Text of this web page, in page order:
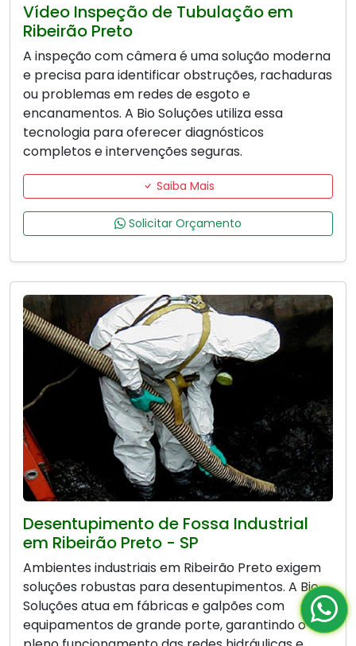
Vídeo Inspeção de Tubulação em
Ribeirão Preto
A inspeção com câmera é uma solução moderna
e precisa para identificar obstruções, rachaduras
ou problemas em redes de esgoto e
encanamentos. A Bio Soluções utiliza essa
tecnologia para oferecer diagnósticos
completos e intervenções seguras.
Saiba Mais
Solicitar Orçamento
Desentupimento de Fossa Industrial
em Ribeirão Preto - SP
Ambientes industriais em Ribeirão Preto exigem
soluções robustas para desentupimentos. A Bio
Soluções atua em fábricas e galpões com
equipamentos de grande porte, garantindo o